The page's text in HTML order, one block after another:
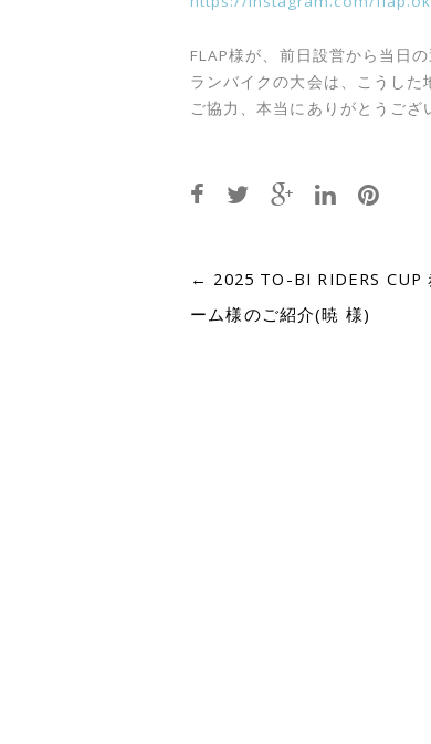
FLAP様が、前日設営から当日
ランバイクの大会は、こうした
ご協力、本当にありがとうござ
Post
navigation
← 2025 TO-BI RIDERS CUP
ーム様のご紹介(暁 様)